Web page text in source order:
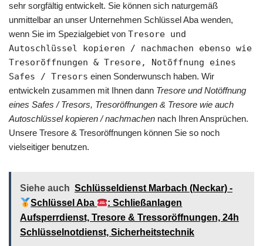
sehr sorgfältig entwickelt. Sie können sich naturgemäß
unmittelbar an unser Unternehmen Schlüssel Aba wenden,
wenn Sie im Spezialgebiet von Tresore und
Autoschlüssel kopieren / nachmachen ebenso wie
Tresoröffnungen & Tresore, Notöffnung eines
Safes / Tresors einen Sonderwunsch haben. Wir
entwickeln zusammen mit Ihnen dann Tresore und Notöffnung
eines Safes / Tresors, Tresoröffnungen & Tresore wie auch
Autoschlüssel kopieren / nachmachen nach Ihren Ansprüchen.
Unsere Tresore & Tresoröffnungen können Sie so noch
vielseitiger benutzen.
Siehe auch Schlüsseldienst Marbach (Neckar) -
Schlüssel Aba
: Schließanlagen
Aufsperrdienst, Tresore & Tressoröffnungen, 24h
Schlüsselnotdienst, Sicherheitstechnik